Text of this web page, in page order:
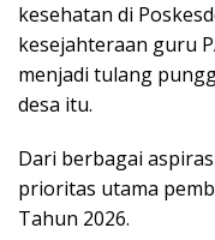
kesehatan di
kesejahteraan guru
menjadi tulang
desa itu.
Dari berbagai
prioritas utama
Tahun 2026.